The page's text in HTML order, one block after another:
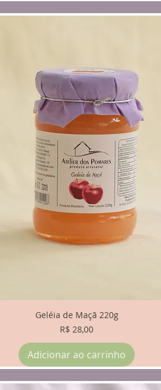
Geléia de Maçã 220g
Preço
R$ 28,00
Adicionar ao carrinho